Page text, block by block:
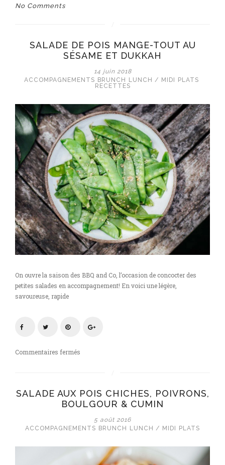
No Comments
SALADE DE POIS MANGE-TOUT AU
SÉSAME ET DUKKAH
14 juin 2018
ACCOMPAGNEMENTS BRUNCH LUNCH / MIDI
PLATS
RECETTES
On ouvre la saison des BBQ and Co, l’occasion de concocter des
petites salades en accompagnement! En voici une légère,
savoureuse, rapide
Commentaires fermés
mange-
tout
sésame
dukkah
SALADE AUX POIS CHICHES, POIVRONS,
BOULGOUR & CUMIN
5 août 2016
ACCOMPAGNEMENTS BRUNCH LUNCH / MIDI PLATS